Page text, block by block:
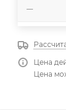
Цена
Цена